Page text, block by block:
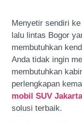
Menyetir sendiri
lalu lintas Bogor
membutuhkan
Anda tidak ingin
membutuhkan
perlengkapan
mobil SUV Jakarta
solusi terbaik.